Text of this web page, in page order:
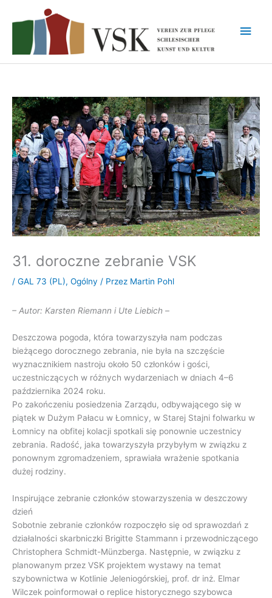
31. doroczne zebranie VSK
/ GAL 73 (PL), Ogólny / Przez Martin Pohl
– Autor: Karsten Riemann i Ute Liebich –
Deszczowa pogoda, która towarzyszyła nam podczas
bieżącego dorocznego zebrania, nie była na szczęście
wyznacznikiem nastroju około 50 członków i gości,
uczestniczących w różnych wydarzeniach w dniach 4–6
października 2024 roku.
Po zakończeniu posiedzenia Zarządu, odbywającego się w
piątek w Dużym Pałacu w Łomnicy, w Starej Stajni folwarku w
Łomnicy na obfitej kolacji spotkali się ponownie uczestnicy
zebrania. Radość, jaka towarzyszyła przybyłym w związku z
ponownym zgromadzeniem, sprawiała wrażenie spotkania
dużej rodziny.
Inspirujące zebranie członków stowarzyszenia w deszczowy
dzień
Sobotnie zebranie członków rozpoczęło się od sprawozdań z
działalności skarbniczki Brigitte Stammann i przewodniczącego
Christophera Schmidt-Münzberga. Następnie, w związku z
planowanym przez VSK projektem wystawy na temat
szybownictwa w Kotlinie Jeleniogórskiej, prof. dr inż. Elmar
Wilczek poinformował o replice historycznego szybowca